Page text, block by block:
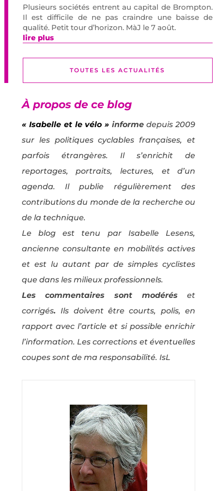
Plusieurs sociétés entrent au capital de Brompton.
Il est difficile de ne pas craindre une baisse de
qualité. Petit tour d’horizon. MàJ le 7 août.
lire plus
TOUTES LES ACTUALITÉS
À propos de ce blog
« Isabelle et le vélo » informe depuis 2009
sur les politiques cyclables françaises, et
parfois étrangères. Il s’enrichit de
reportages, portraits, lectures, et d’un
agenda. Il publie régulièrement des
contributions du monde de la recherche ou
de la technique.
Le blog est tenu par Isabelle Lesens,
ancienne consultante en mobilités actives
et est lu autant par de simples cyclistes
que dans les milieux professionnels.
Les commentaires sont modéréset
corrigés. Ils doivent être courts, polis, en
rapport avec l’article et si possible enrichir
l’information. Les corrections et éventuelles
coupes sont de ma responsabilité. IsL